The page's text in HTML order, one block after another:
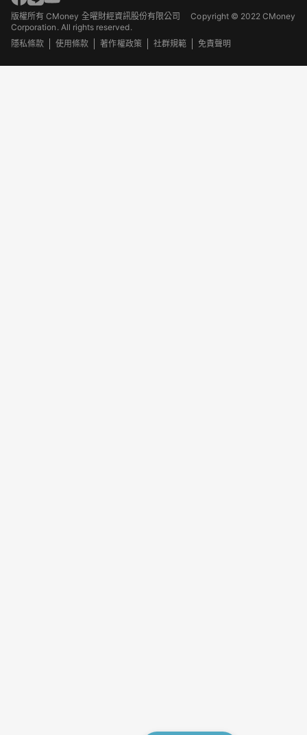
版權所有 CMoney 全曜財經資訊股份有限公司Copyright © 2022 CMoney
Corporation. All rights reserved.
隱私條款
使用條款 著作權政策 社群規範 免責聲明